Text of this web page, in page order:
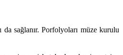
sağlanır. Porfolyoları müze kurulu